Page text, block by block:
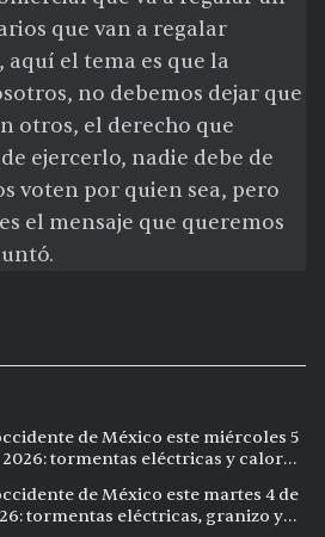
que van a regalar
el tema es que la
no debemos dejar que
otros, el derecho que
ejercerlo, nadie debe de
voten por quien sea, pero
el mensaje que queremos
de México este miércoles 5
2026: tormentas eléctricas y calor
de México este martes 4 de
tormentas eléctricas, granizo y